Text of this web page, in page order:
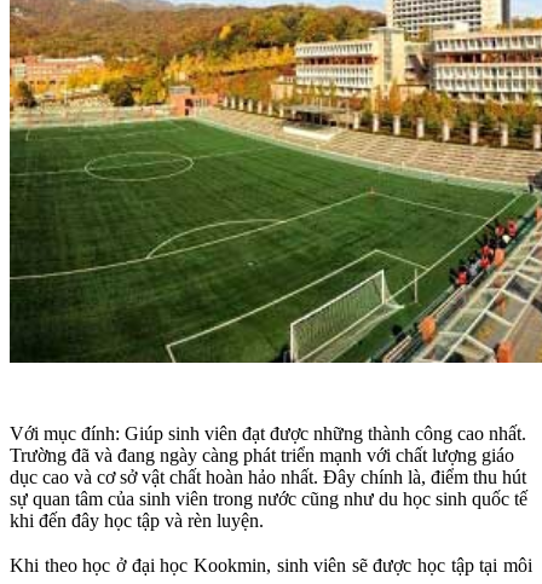
Với mục đính: Giúp sinh viên đạt được những thành công cao nhất.
Trường đã và đang ngày càng phát triển mạnh với chất lượng giáo
dục cao và cơ sở vật chất hoàn hảo nhất. Đây chính là, điểm thu hút
sự quan tâm của sinh viên trong nước cũng như du học sinh quốc tế
khi đến đây học tập và rèn luyện.
Khi theo học ở đại học Kookmin, sinh viên sẽ được học tập tại môi